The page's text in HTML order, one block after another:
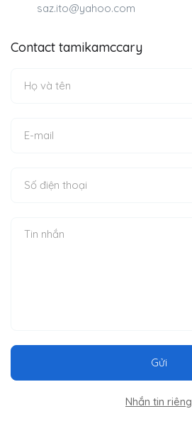
saz.ito@yahoo.com
Contact tamikamccary
Gửi
Nhắn tin riêng